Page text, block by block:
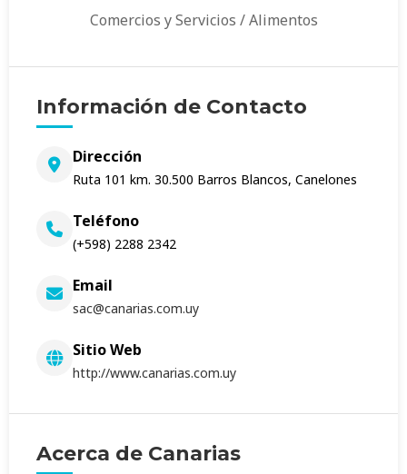
Comercios y Servicios / Alimentos
Información de Contacto
Dirección
Ruta 101 km. 30.500 Barros Blancos, Canelones
Teléfono
(+598) 2288 2342
Email
sac@canarias.com.uy
Sitio Web
http://www.canarias.com.uy
Acerca de Canarias